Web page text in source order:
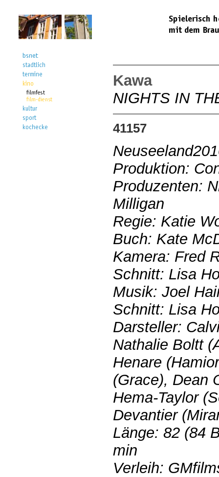
Kawa
NIGHTS IN
41157
Produktion:
Produzenten:
Milligan
Regie: Katie
Buch: Kate
Kamera: Fred
Schnitt: Lisa
Musik: Joel
Schnitt: Lisa
Darsteller:
Nathalie Boltt
Henare
(Grace), Dean
Hema-Taylor
Devantier
Länge: 82 (84
min
Verleih: